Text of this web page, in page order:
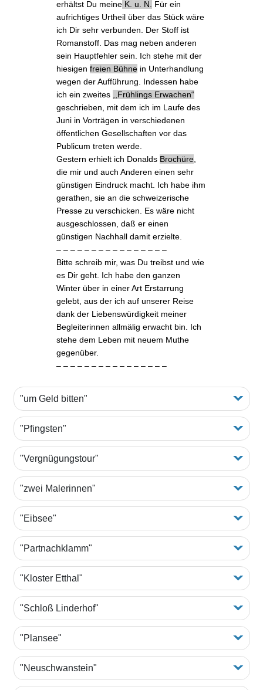
erhältst Du meine K. u. N.
Für ein
aufrichtiges Urtheil über das Stück wäre
ich Dir sehr verbunden. Der Stoff ist
Romanstoff. Das mag neben anderen
sein Hauptfehler sein. Ich stehe mit der
hiesigenfreien Bühne in Unterhandlung
wegen der Aufführung. Indessen habe
ichein zweites
,,Frühlings Erwachen“
geschrieben , mit dem ich im Laufe des
Juni inVorträgen in verschiedenen
öffentlichen Gesellschaften vor das
Publicum treten werde.
Gestern erhielt ich Donalds Brochüre
die mir und auch Anderen einen sehr
günstigen Eindruck macht. Ich habe ihm
gerathen , sie an die schweizerische
Presse zu verschicken. Es wäre nicht
ausgeschlossen, daß er einen
günstigen Nachhall damit erzielte.
– – – – – – – – – – – – – – – –
Bitte schreib mir, was Du treibst und wie
es Dir geht. Ich habe den ganzen
Winter über in einer Art Erstarrung
gelebt, aus der ich auf unserer Reise
dank der Liebenswürdigkeit meiner
Begleiterinnen allmälig erwacht bin. Ich
stehe dem Leben mit neuem Muthe
gegenüber.
– – – – – – – – – – – – – – – –
"um Geld bitten"
"Pfingsten"
"Vergnügungstour"
"zwei Malerinnen"
"Eibsee"
"Partnachklamm"
"Kloster Etthal"
"Schloß Linderhof"
"Plansee"
"Neuschwanstein"